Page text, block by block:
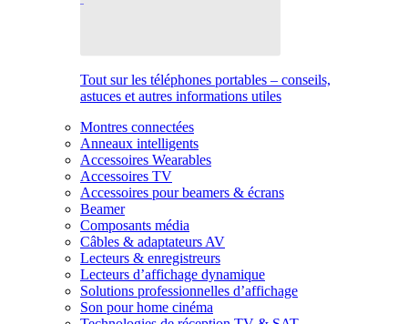
Tout sur les téléphones portables – conseils,
astuces et autres informations utiles
Montres connectées
Anneaux intelligents
Accessoires Wearables
Accessoires TV
Accessoires pour beamers & écrans
Beamer
Composants média
Câbles & adaptateurs AV
Lecteurs & enregistreurs
Lecteurs d’affichage dynamique
Solutions professionnelles d’affichage
Son pour home cinéma